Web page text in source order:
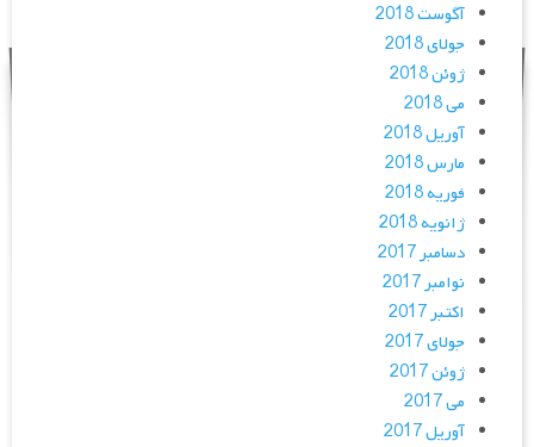
آگوست 2018
جولای 2018
ژوئن 2018
می 2018
آوریل 2018
مارس 2018
فوریه 2018
ژانویه 2018
دسامبر 2017
نوامبر 2017
اکتبر 2017
جولای 2017
ژوئن 2017
می 2017
آوریل 2017